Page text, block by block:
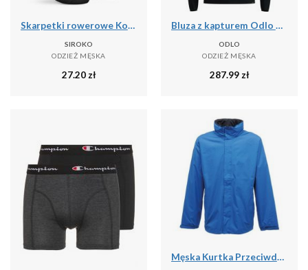
Skarpetki rowerowe Kolarstwo Siroko Core Lofoten
SIROKO
ODZIEŻ MĘSKA
27.20 zł
Bluza z kapturem Odlo Mid layer hoody CUBIC
ODLO
ODZIEŻ MĘSKA
287.99 zł
Męska Kurtka Przeciwdeszczowa Ardmore